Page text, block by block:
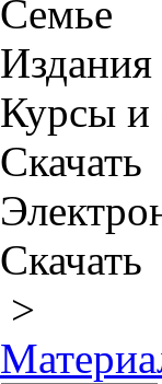
Семье
Издания
Курсы и
Скачать
Скачать
>